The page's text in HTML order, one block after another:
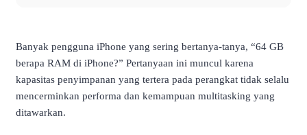
Banyak pengguna iPhone yang sering bertanya-tanya, “64 GB
berapa RAM di iPhone?” Pertanyaan ini muncul karena
kapasitas penyimpanan yang tertera pada perangkat tidak selalu
mencerminkan performa dan kemampuan multitasking yang
ditawarkan.